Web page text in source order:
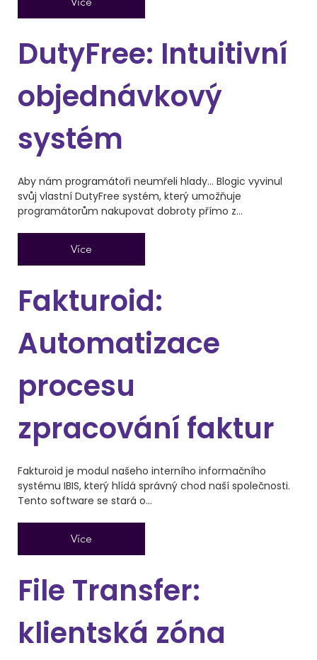
Aby nám programátoři neumřeli hlady… Blogic vyvinul
svůj vlastní DutyFree systém, který umožňuje
programátorům nakupovat dobroty přímo z...
Více
DutyFree: Intuitivní
objednávkový
systém
Fakturoid je modul našeho interního informačního
systému IBIS, který hlídá správný chod naší společnosti.
Tento software se stará o...
Více
Fakturoid:
Automatizace
procesu
zpracování faktur
File Transfer:
klientská zóna